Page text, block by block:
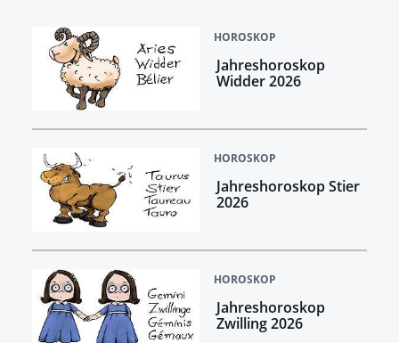
HOROSKOP
Jahreshoroskop
Widder 2026
HOROSKOP
Jahreshoroskop Stier
2026
HOROSKOP
Jahreshoroskop
Zwilling 2026